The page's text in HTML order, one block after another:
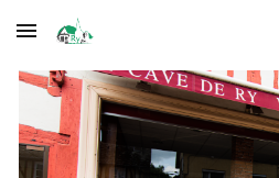
Skip to main content